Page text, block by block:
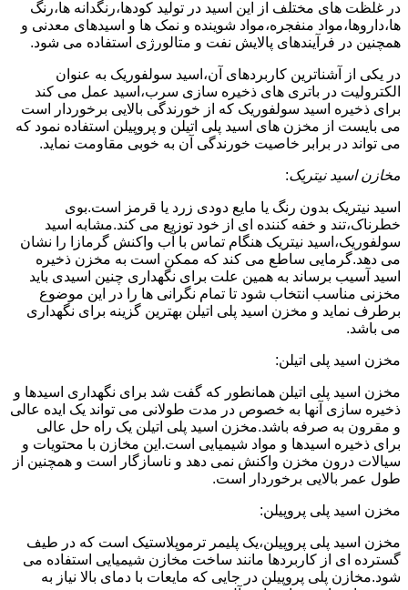
در غلظت های مختلف از این اسید در تولید کودها،رنگدانه ها،رنگ
ها،داروها،مواد منفجره،مواد شوینده و نمک ها و اسیدهای معدنی و
همچنین در فرآیندهای پالایش نفت و متالورژی استفاده می شود.
در یکی از آشناترین کاربردهای آن،اسید سولفوریک به عنوان
الکترولیت در باتری های ذخیره سازی سرب،اسید عمل می کند
برای ذخیره اسید سولفوریک که از خورندگی بالایی برخوردار است
می بایست از مخزن های اسید پلی اتیلن و پروپیلن استفاده نمود که
می تواند در برابر خاصیت خورندگی آن به خوبی مقاومت نماید.
مخازن اسید نیتریک:
اسید نیتریک بدون رنگ یا مایع دودی زرد یا قرمز است.بوی
خطرناک،تند و خفه کننده ای از خود توزیع می کند.مشابه اسید
سولفوریک،اسید نیتریک هنگام تماس با آب واکنش گرمازا را نشان
می دهد.گرمایی ساطع می کند که ممکن است به مخزن ذخیره
اسید آسیب برساند به همین علت برای نگهداری چنین اسیدی باید
مخزنی مناسب انتخاب شود تا تمام نگرانی ها را در این موضوع
برطرف نماید و مخزن اسید پلی اتیلن بهترین گزینه برای نگهداری
می باشد.
مخزن اسید پلی اتیلن:
مخزن اسید پلی اتیلن همانطور که گفت شد برای نگهداری اسیدها و
ذخیره سازی آنها به خصوص در مدت طولانی می تواند یک ایده عالی
و مقرون به صرفه باشد.مخزن اسید پلی اتیلن یک راه حل عالی
برای ذخیره اسیدها و مواد شیمیایی است.این مخازن با محتویات و
سیالات درون مخزن واکنش نمی دهد و ناسازگار است و همچنین از
طول عمر بالایی برخوردار است.
مخزن اسید پلی پروپیلن:
مخزن اسید پلی پروپیلن،یک پلیمر ترموپلاستیک است که در طیف
گسترده ای از کاربردها مانند ساخت مخازن شیمیایی استفاده می
شود.مخازن پلی پروپیلن در جایی که مایعات با دمای بالا نیاز به